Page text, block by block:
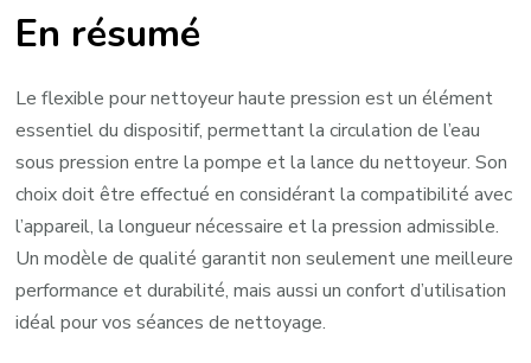
En résumé
Le flexible pour nettoyeur haute pression est un élément
essentiel du dispositif, permettant la circulation de l’eau
sous pression entre la pompe et la lance du nettoyeur. Son
choix doit être effectué en considérant la compatibilité avec
l’appareil, la longueur nécessaire et la pression admissible.
Un modèle de qualité garantit non seulement une meilleure
performance et durabilité, mais aussi un confort d’utilisation
idéal pour vos séances de nettoyage.